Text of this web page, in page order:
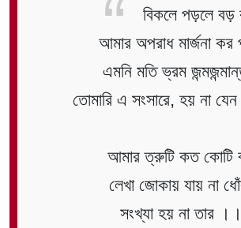
বিকলে পড়লে বড়
আমার অপরাধ মার্জনা কর
এমনি মতি ভ্রম
তোমারি এ সংসারে, হয় না
আমার ত্রুটি কত কোটি
লেখা জোকায় যায় না
সংখ্যা হয় না তার ।।